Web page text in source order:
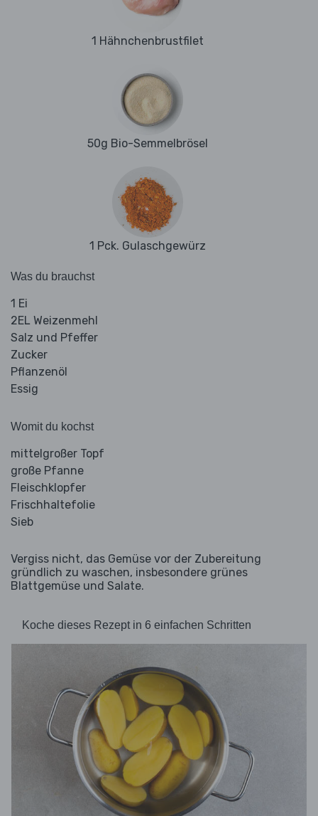
1 Hähnchenbrustfilet
50g Bio-Semmelbrösel
1 Pck. Gulaschgewürz
Was du brauchst
1 Ei
2EL Weizenmehl
Salz und Pfeffer
Zucker
Pflanzenöl
Essig
Womit du kochst
mittelgroßer Topf
große Pfanne
Fleischklopfer
Frischhaltefolie
Sieb
Vergiss nicht, das Gemüse vor der Zubereitung
gründlich zu waschen, insbesondere grünes
Blattgemüse und Salate.
Koche dieses Rezept in 6 einfachen Schritten